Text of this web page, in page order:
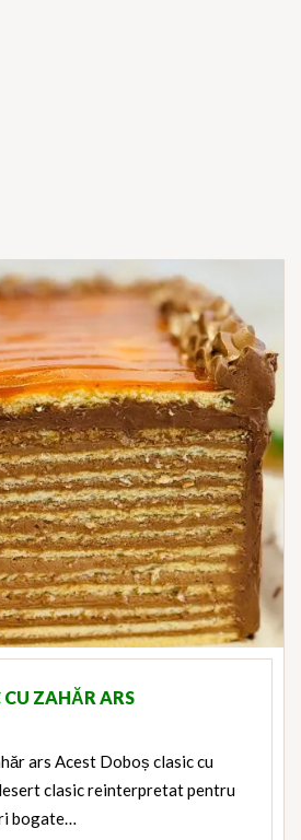
ZAHĂR ARS
ars Acest Doboș clasic cu
clasic reinterpretat pentru
bogate…